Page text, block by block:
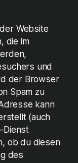
Website
die im
und
der Browser
Spam zu
kann
(auch
Dienst
ob du diesen
des